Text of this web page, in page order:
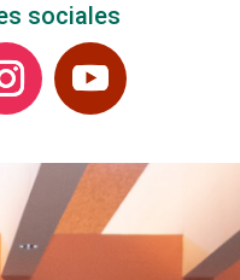
sociales